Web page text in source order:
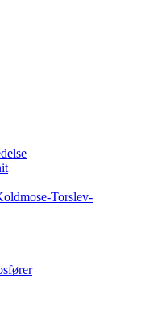
Torslev-